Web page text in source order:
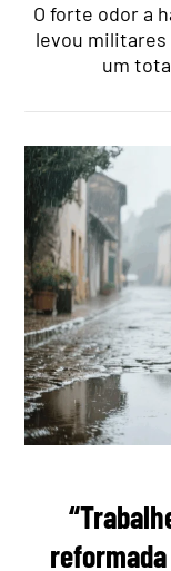
O forte odor a
levou militares
um